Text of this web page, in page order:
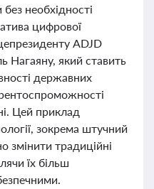
необхідності
цифрової
ADJD
Нагаяну, який ставить
державних
Цей приклад
зокрема штучний
змінити традиційні
їх більш